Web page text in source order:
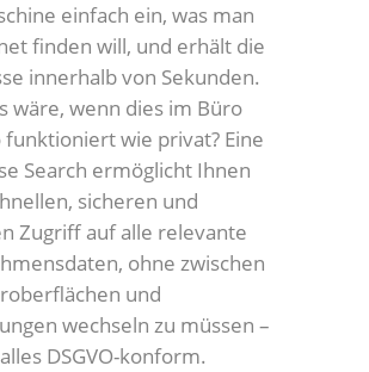
einfach ein, was man
finden will, und erhält die
innerhalb von Sekunden.
wäre, wenn dies im Büro
funktioniert wie privat? Eine
Search ermöglicht Ihnen
sicheren und
Zugriff auf alle relevante
ohne zwischen
und
wechseln zu müssen –
DSGVO-konform.